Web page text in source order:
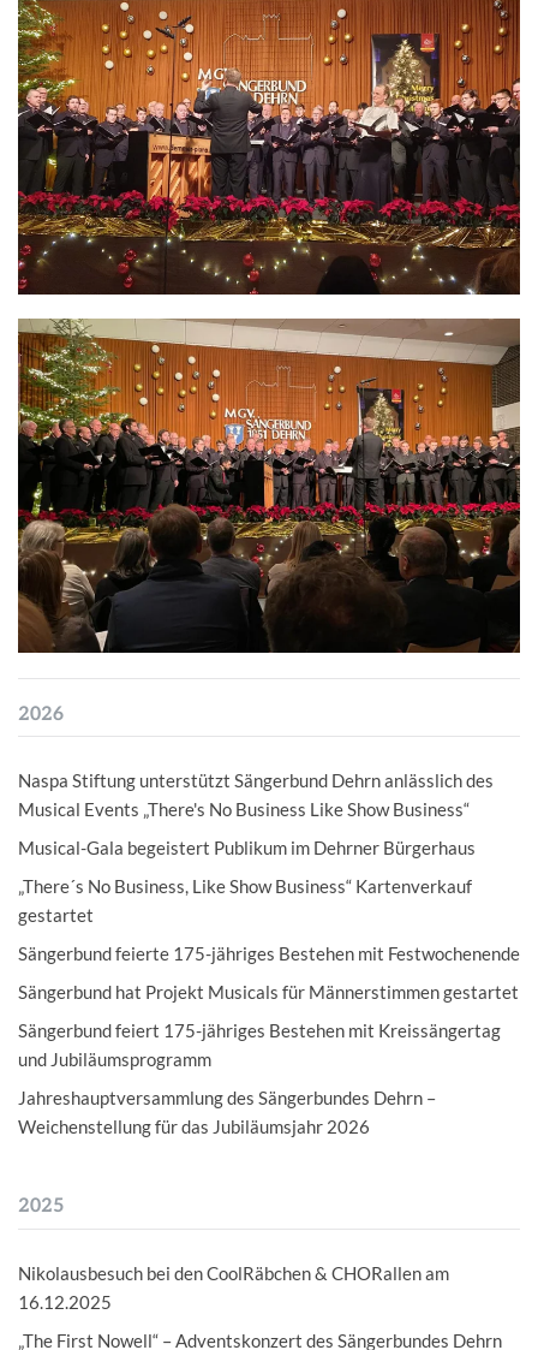
2026
Naspa Stiftung unterstützt Sängerbund Dehrn anlässlich des
Musical Events „There's No Business Like Show Business“
Musical-Gala begeistert Publikum im Dehrner Bürgerhaus
„There´s No Business, Like Show Business“ Kartenverkauf
gestartet
Sängerbund feierte 175-jähriges Bestehen mit Festwochenende
Sängerbund hat Projekt Musicals für Männerstimmen gestartet
Sängerbund feiert 175-jähriges Bestehen mit Kreissängertag
und Jubiläumsprogramm
Jahreshauptversammlung des Sängerbundes Dehrn –
Weichenstellung für das Jubiläumsjahr 2026
2025
Nikolausbesuch bei den CoolRäbchen & CHORallen am
16.12.2025
„The First Nowell“ – Adventskonzert des Sängerbundes Dehrn